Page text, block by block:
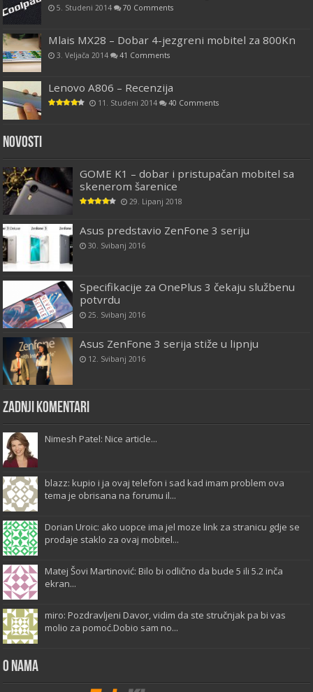
5. Studeni 2014 70 Comments
Mlais MX28 – Dobar 4-jezgreni mobitel za 800Kn
3. Veljača 2014 41 Comments
Lenovo A806 – Recenzija
11. Studeni 2014 40 Comments
Novosti
GOME K1 – dobar i pristupačan mobitel sa
skenerom šarenice
29. Lipanj 2018
Asus predstavio ZenFone 3 seriju
30. Svibanj 2016
Specifikacije za OnePlus 3 čekaju službenu
potvrdu
25. Svibanj 2016
Asus ZenFone 3 serija stiže u lipnju
12. Svibanj 2016
Zadnji komentari
Nimesh Patel: Nice article...
blazz: kupio i ja ovaj telefon i sad kad imam problem ova
tema je obrisana na forumu il...
Dorian Uroic: ako uopce ima jel moze link za stranicu gdje se
prodaje staklo za ovaj mobitel...
Matej Šovi Martinović: Bilo bi odlično da bude 5 ili 5.2 inča
ekran...
miro: Pozdravljeni Davor, vidim da ste stručnjak pa bi vas
molio za pomoć.Dobio sam no...
O Nama